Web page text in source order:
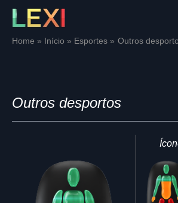
Skip
contentHome Início Esportes Outros
Outros desportos